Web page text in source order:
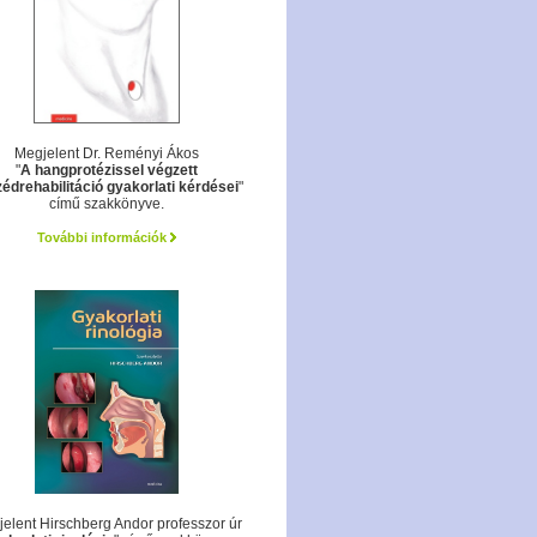
Megjelent Dr. Reményi Ákos
"A hangprotézissel végzett
gyakorlati kérdései"
című szakkönyve.
További információk
Hirschberg Andor professzor úr